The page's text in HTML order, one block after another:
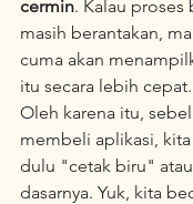
cermin. Kalau proses
masih berantakan,
cuma akan
itu secara lebih cepat.
Oleh karena itu,
membeli aplikasi,
dulu "cetak biru"
dasarnya. Yuk, kita